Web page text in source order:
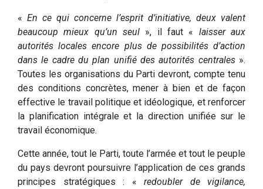
« En ce qui concerne l’esprit d’initiative, deux valent
beaucoup mieux qu’un seul », il faut « laisser aux
autorités locales encore plus de possibilités d’action
dans le cadre du plan unifié des autorités centrales».
Toutes les organisations du Parti devront, compte tenu
des conditions concrètes, mener à bien et de façon
effective le travail politique et idéologique, et renforcer
la planification intégrale et la direction unifiée sur le
travail économique.
Cette année, tout le Parti, toute l’armée et tout le peuple
du pays devront poursuivre l’application de ces grands
principes stratégiques : « redoubler de vigilance,